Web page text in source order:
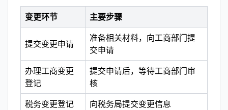
变更环节 主要步骤
提交变更申请
准备相关材料，向工商部门提
交申请
办理工商变更
登记
提交申请后，等待工商部门审
核
税务变更登记
向税务局提交变更信息